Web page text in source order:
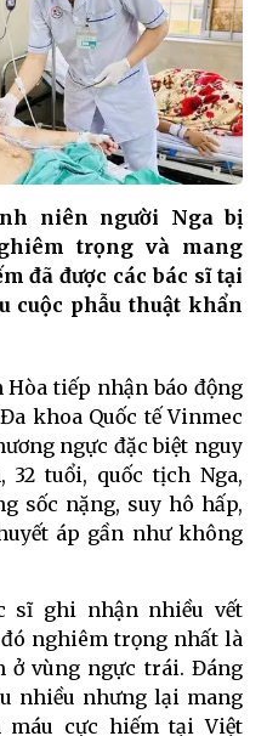
niên người Nga bị
trọng và mang
đã được các bác sĩ tại
cuộc phẫu thuật khẩn
tiếp nhận báo động
khoa Quốc tế Vinmec
ngực đặc biệt nguy
32 tuổi, quốc tịch Nga,
sốc nặng, suy hô hấp,
áp gần như không
sĩ ghi nhận nhiều vết
nghiêm trọng nhất là
ở vùng ngực trái. Đáng
nhiều nhưng lại mang
máu cực hiếm tại Việt